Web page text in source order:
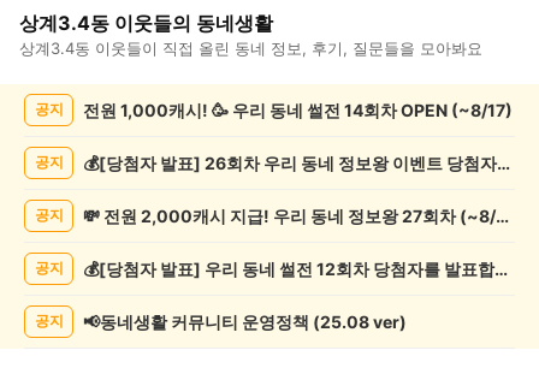
상계3.4동 이웃들의 동네생활
상계3.4동 이웃들이 직접 올린 동네 정보, 후기, 질문들을 모아봐요
록
공지 전원 1,000캐시! 🥳 우리 동네 썰전 14회차 OPEN (~8/17)
공지 💰[당첨자 발표] 26회차 우리 동네 정보왕 이벤트 당첨자를 발표합니다!
공지 💸 전원 2,000캐시 지급! 우리 동네 정보왕 27회차 (~8/10)
공지 💰[당첨자 발표] 우리 동네 썰전 12회차 당첨자를 발표합니다!
공지 📢동네생활 커뮤니티 운영정책 (25.08 ver)